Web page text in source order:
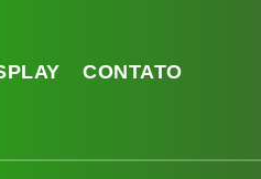
CONTATO